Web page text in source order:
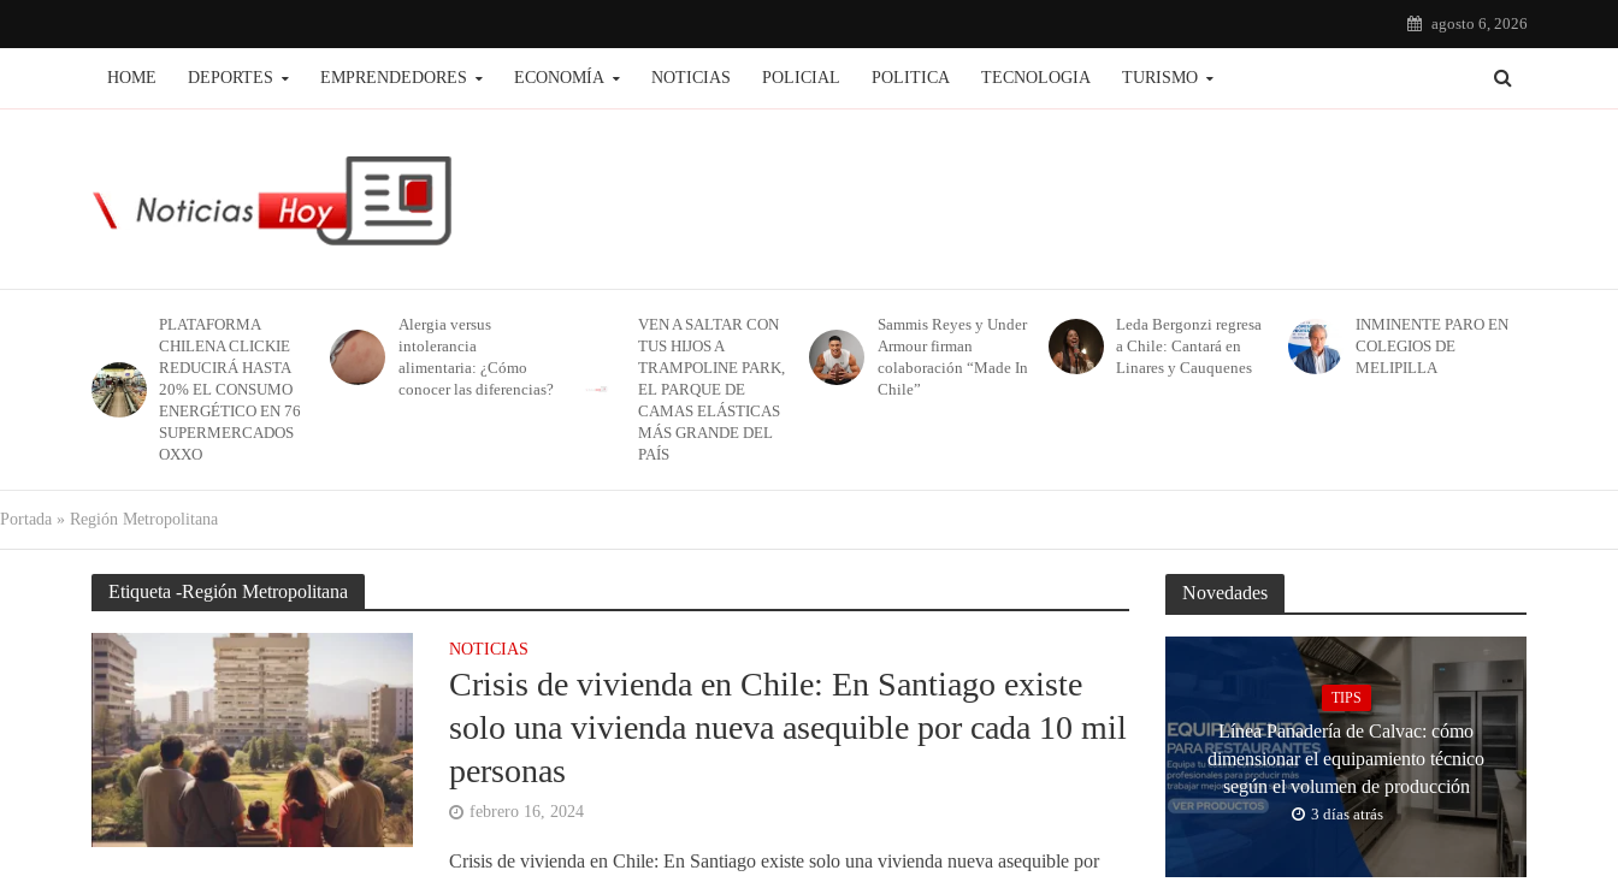
agosto 6, 2026
HOME DEPORTES EMPRENDEDORES ECONOMÍA NOTICIAS POLICIAL POLITICA TECNOLOGIA TURISMO
PLATAFORMA
CHILENA CLICKIE
REDUCIRÁ HASTA
20% EL CONSUMO
ENERGÉTICO EN 76
SUPERMERCADOS
OXXO
Alergia versus
intolerancia
alimentaria: ¿Cómo
conocer las diferencias?
VEN A SALTAR CON
TUS HIJOS A
TRAMPOLINE PARK,
EL PARQUE DE
CAMAS ELÁSTICAS
MÁS GRANDE DEL
PAÍS
Sammis Reyes y Under
Armour firman
colaboración “Made In
Chile”
Leda Bergonzi regresa
a Chile: Cantará en
Linares y Cauquenes
INMINENTE PARO EN
COLEGIOS DE
MELIPILLA
Portada » Región Metropolitana
Etiqueta -Región Metropolitana
NOTICIAS
Crisis de vivienda en Chile: En Santiago existe
solo una vivienda nueva asequible por cada 10 mil
personas
febrero 16, 2024
Crisis de vivienda en Chile: En Santiago existe solo una vivienda nueva asequible por
Novedades
TIPS
Línea Panadería de Calvac: cómo
dimensionar el equipamiento técnico
según el volumen de producción
3 días atrás